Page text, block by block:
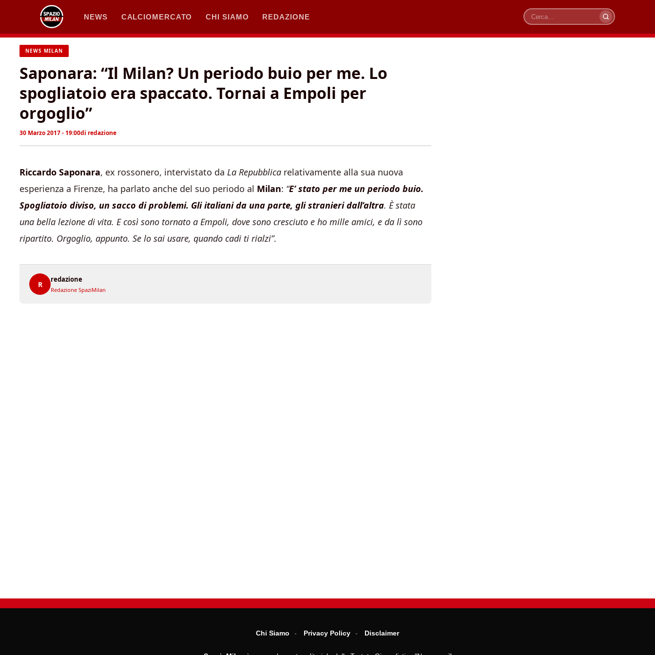
contenuto
NEWS CALCIOMERCATO CHI SIAMO REDAZIONE
Cerca
NEWS MILAN
Saponara: “Il Milan? Un periodo buio per me. Lo
spogliatoio era spaccato. Tornai a Empoli per
orgoglio”
30 Marzo 2017 - 19:00di redazione
Riccardo Saponara, ex rossonero, intervistato da La Repubblica relativamente alla sua nuova
esperienza a Firenze, ha parlato anche del suo periodo al Milan: “E’ stato per me un periodo buio.
Spogliatoio diviso, un sacco di problemi. Gli italiani da una parte, gli stranieri dall’altra. È stata
una bella lezione di vita. E così sono tornato a Empoli, dove sono cresciuto e ho mille amici, e da lì sono
ripartito. Orgoglio, appunto. Se lo sai usare, quando cadi ti rialzi”.
R
redazione
Redazione SpaziMilan
Chi Siamo Privacy Policy Disclaimer